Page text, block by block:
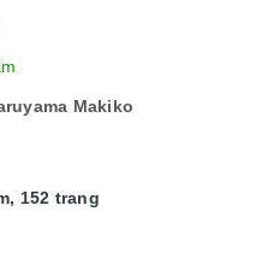
Makiko
152 trang